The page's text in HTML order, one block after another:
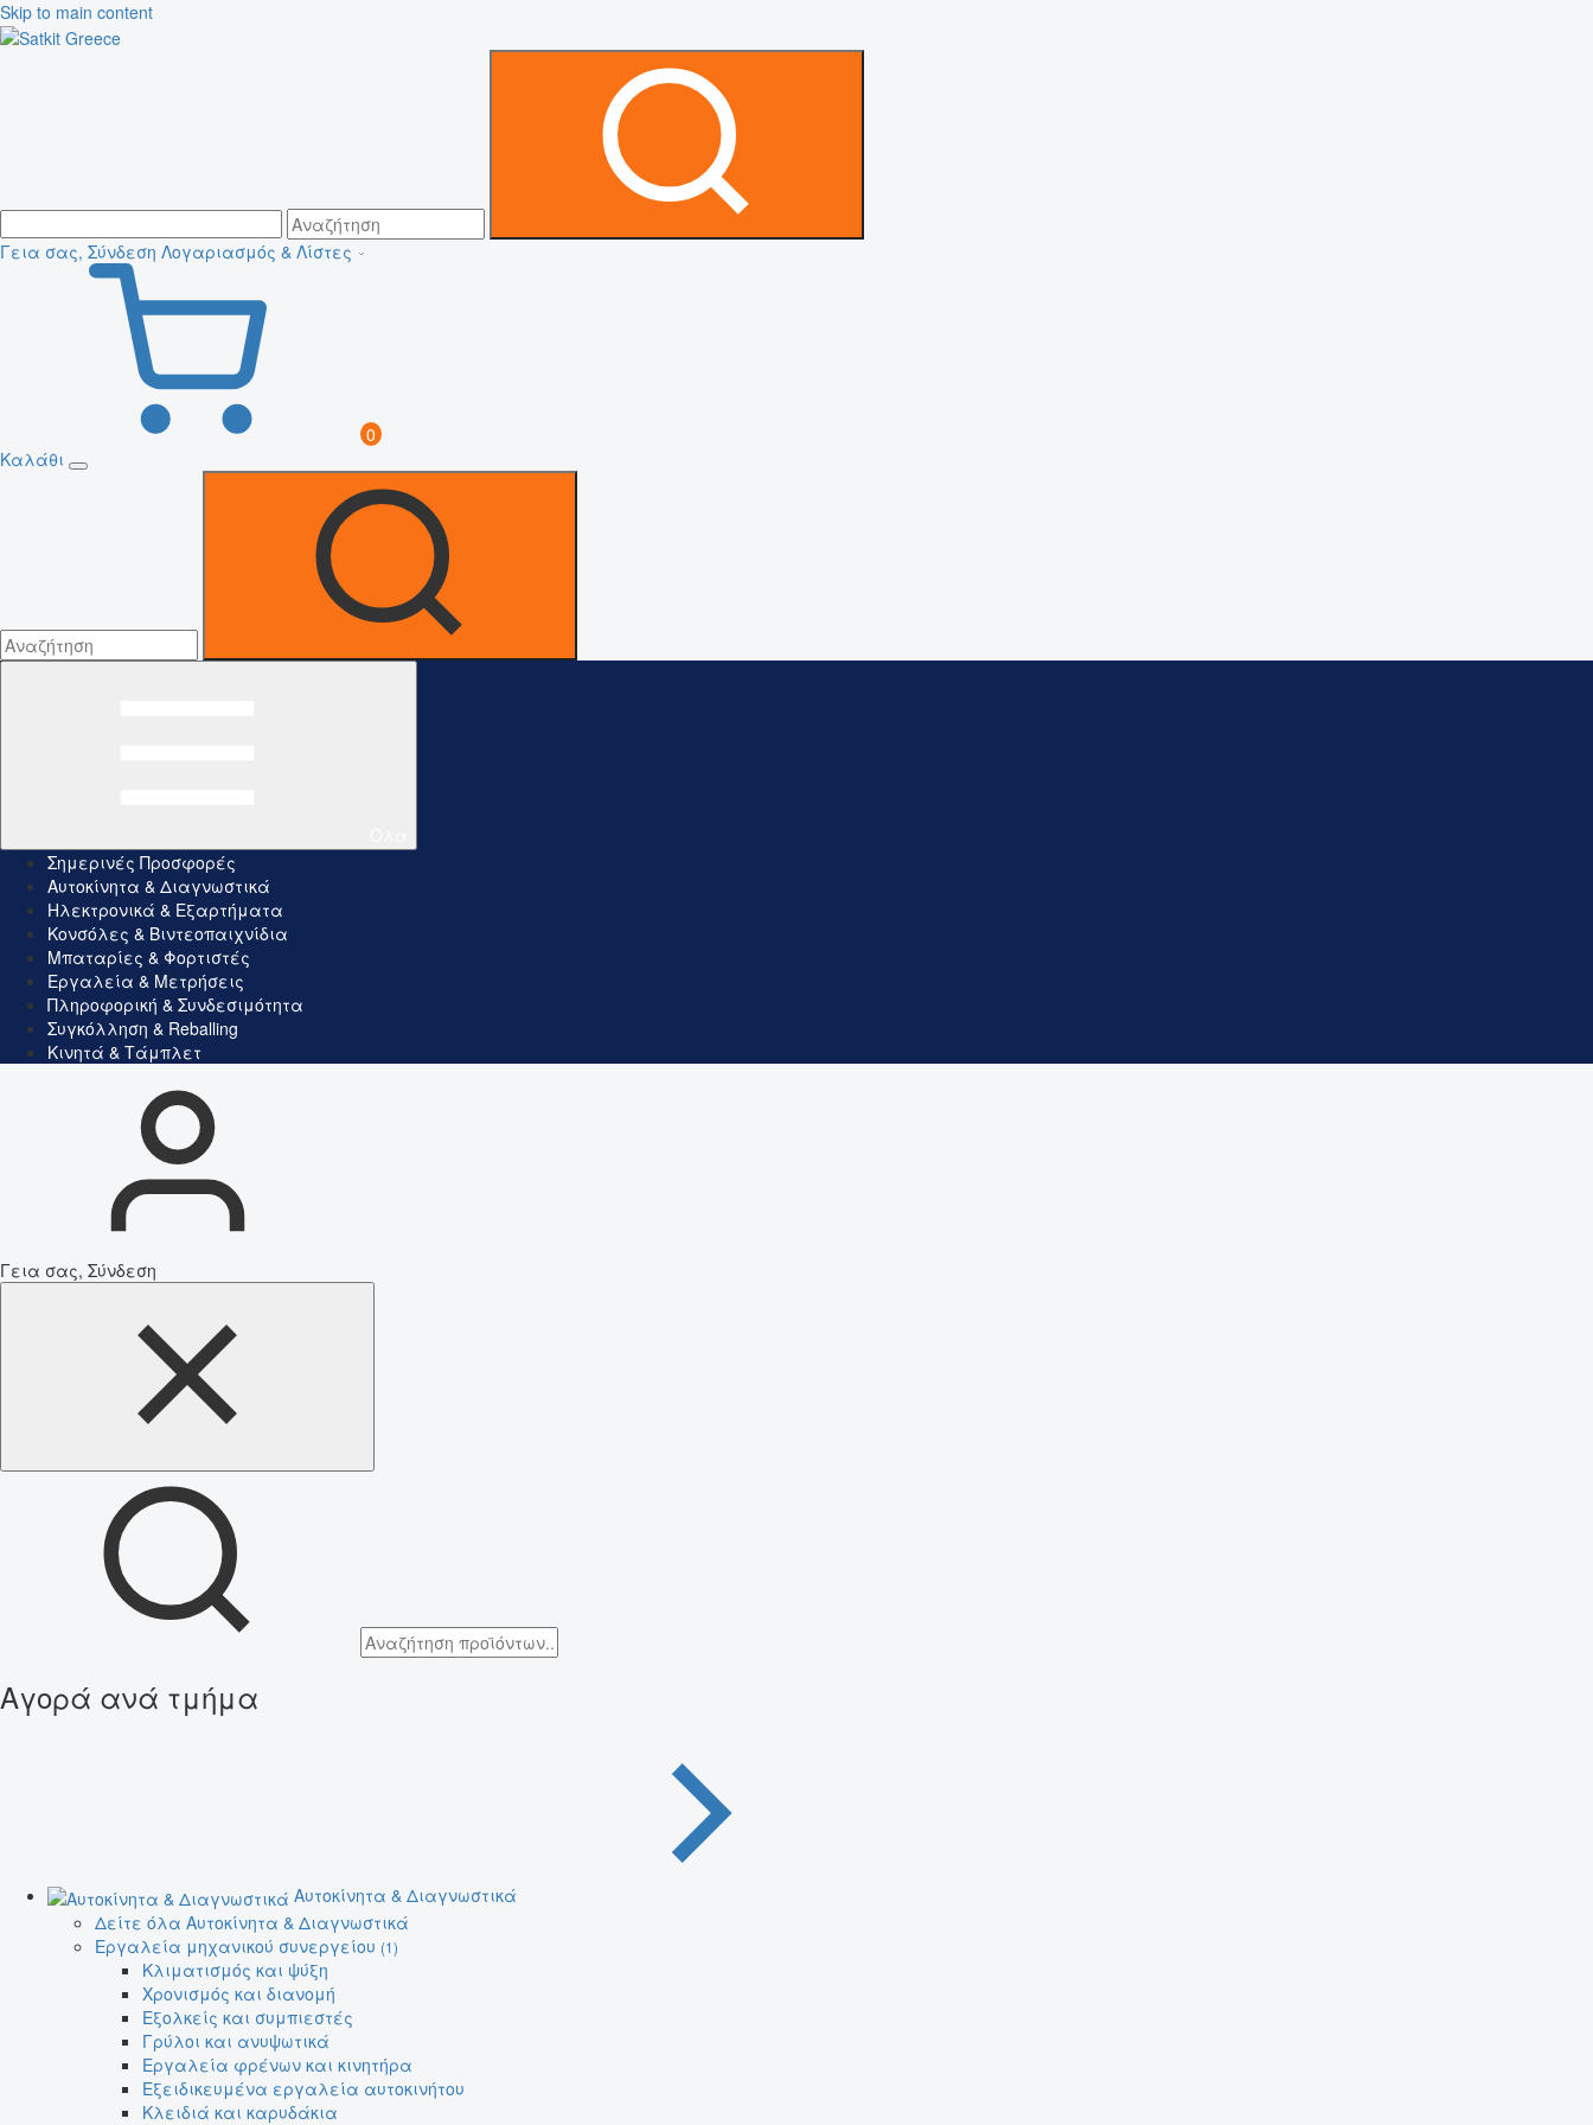
Skip to main content
Γεια σας, Σύνδεση Λογαριασμός & Λίστες
0
Καλάθι
Σημερινές Προσφορές
Αυτοκίνητα & Διαγνωστικά
Ηλεκτρονικά & Εξαρτήματα
Κονσόλες & Βιντεοπαιχνίδια
Μπαταρίες & Φορτιστές
Εργαλεία & Μετρήσεις
Πληροφορική & Συνδεσιμότητα
Συγκόλληση & Reballing
Κινητά & Τάμπλετ
Γεια σας, Σύνδεση
Αγορά ανά τμήμα
Αυτοκίνητα & Διαγνωστικά
Δείτε όλα Αυτοκίνητα & Διαγνωστικά
Εργαλεία μηχανικού συνεργείου (1)
Κλιματισμός και ψύξη
Χρονισμός και διανομή
Εξολκείς και συμπιεστές
Γρύλοι και ανυψωτικά
Εργαλεία φρένων και κινητήρα
Εξειδικευμένα εργαλεία αυτοκινήτου
Κλειδιά και καρυδάκια